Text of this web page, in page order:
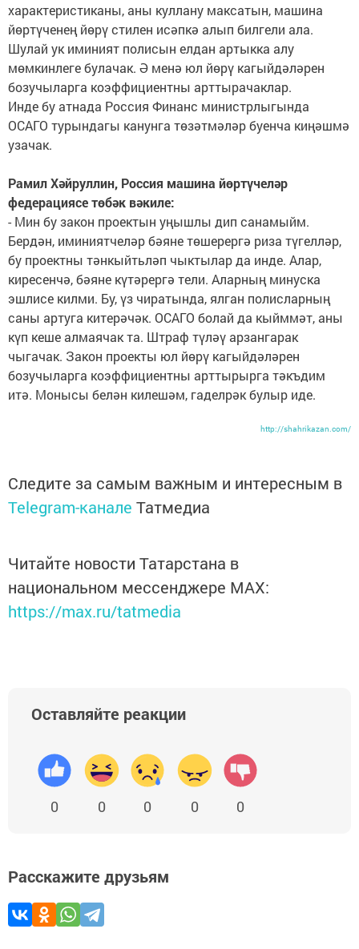
характеристиканы, аны куллану максатын, машина
йөртүченең йөрү стилен исәпкә алып билгели ала.
Шулай ук иминият полисын елдан артыкка алу
мөмкинлеге булачак. Ә менә юл йөрү кагыйдәләрен
бозучыларга коэффициентны арттырачаклар.
Инде бу атнада Россия Финанс министрлыгында
ОСАГО турындагы канунга төзәтмәләр буенча киңәшмә
узачак.
Рамил Хәйруллин, Россия машина йөртүчеләр
федерациясе төбәк вәкиле:
- Мин бу закон проектын уңышлы дип санамыйм.
Бердән, иминиятчеләр бәяне төшерергә риза түгелләр,
бу проектны тәнкыйтьләп чыктылар да инде. Алар,
киресенчә, бәяне күтәрергә тели. Аларның минуска
эшлисе килми. Бу, үз чиратында, ялган полисларның
саны артуга китерәчәк. ОСАГО болай да кыйммәт, аны
күп кеше алмаячак та. Штраф түләү арзангарак
чыгачак. Закон проекты юл йөрү кагыйдәләрен
бозучыларга коэффициентны арттырырга тәкъдим
итә. Монысы белән килешәм, гаделрәк булыр иде.
http://shahrikazan.com/
Следите за самым важным и интересным в
Telegram-канале Татмедиа
Читайте новости Татарстана в
национальном мессенджере MАХ:
https://max.ru/tatmedia
Оставляйте реакции
0 0 0 0 0
Расскажите друзьям